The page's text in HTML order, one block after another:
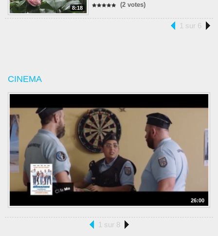
8:18
(2 votes)
1 sur 6
CINEMA
26:00
1 sur 8